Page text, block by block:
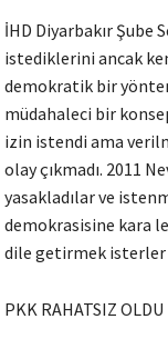
İHD Diyarbakır Şube
istediklerini ancak
demokratik bir
müdahaleci bir
izin istendi ama
olay çıkmadı. 2011
yasakladılar ve
demokrasisine kara
dile getirmek isterler
PKK RAHATSIZ OLDU